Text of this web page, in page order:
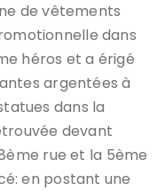
de vêtements
dans
héros et a érigé
argentées à
dans la
devant
rue et la 5ème
en postant une